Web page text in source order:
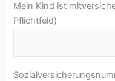
Mein Kind ist
Pflichtfeld)